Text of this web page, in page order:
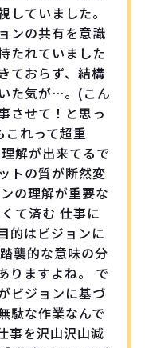
していました。
ンの共有を意識
たれていました
ておらず、結構
た気が…。(こん
させて！と思っ
れって超重
解が出来てるで
トの質が断然変
の理解が重要な
て済む 仕事に
的はビジョンに
襲的な意味の分
りますよね。 で
ビジョンに基づ
駄な作業なんで
事を沢山沢山減